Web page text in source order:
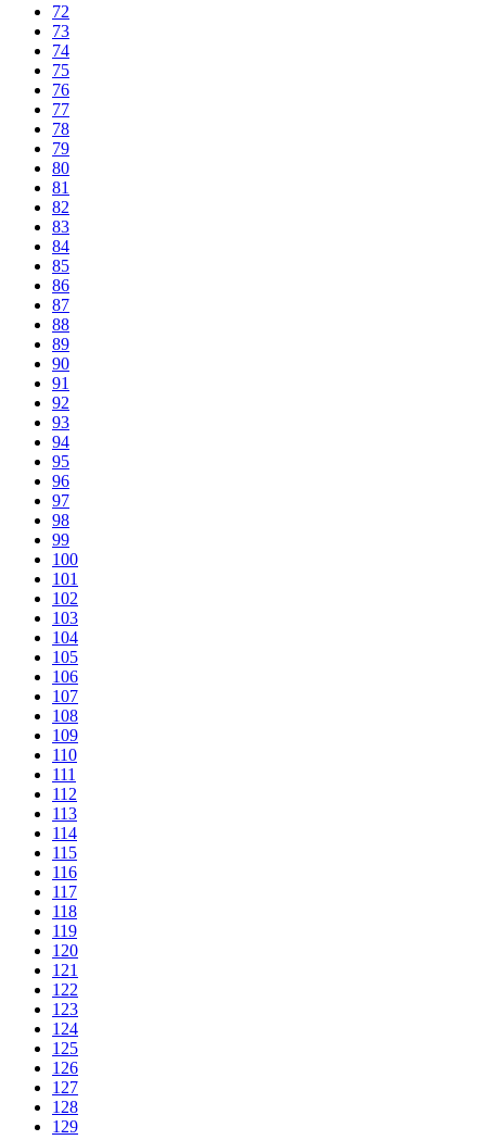
72
73
74
75
76
77
78
79
80
81
82
83
84
85
86
87
88
89
90
91
92
93
94
95
96
97
98
99
100
101
102
103
104
105
106
107
108
109
110
111
112
113
114
115
116
117
118
119
120
121
122
123
124
125
126
127
128
129